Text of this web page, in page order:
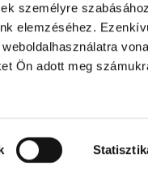
személyre
elemzéséhez.
Ön adott meg
jog fenntartva © 2023